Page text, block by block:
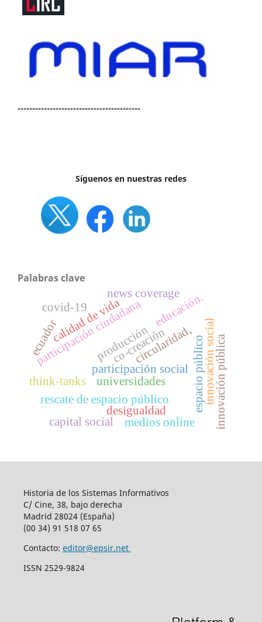
------------------------------------------
Síguenos en nuestras redes
Palabras clave
participación social
participación ciudadana
espacio público
calidad de vida
rescate de espacio público i
n
n
o
v
a
c
i
ó
n
s
o
c
i
a
l
universidades
circularidad, innovación pública
co-creación
think-tanks
ecuador
desigualdad
producción
medios online
news coverage
covid-19 educación.
capital social
Historia de los Sistemas Informativos
C/ Cine, 38, bajo derecha
Madrid 28024 (España)
(00 34) 91 518 07 65
Contacto: editor@epsir.net
ISSN 2529-9824